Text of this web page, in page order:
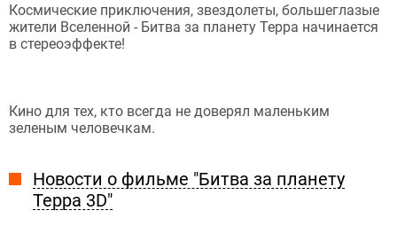
Космические приключения, звездолеты, большеглазые
жители Вселенной - Битва за планету Терра начинается
в стереоэффекте!
Кино для тех, кто всегда не доверял маленьким
зеленым человечкам.
Новости о фильме "Битва за планету
Терра 3D"